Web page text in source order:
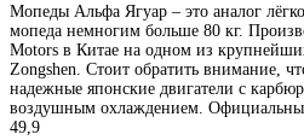
Мопеды Альфа Ягуар – это аналог
мопеда немногим больше 80 кг.
Motors в Китае на одном из
Zongshen. Стоит обратить внимание,
надежные японские двигатели с
воздушным охлаждением.
49,9